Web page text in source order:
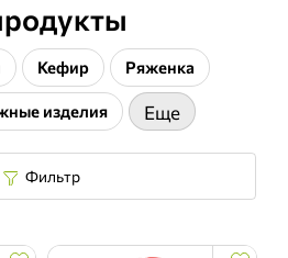
Кефир Ряженка
изделия Еще
Фильтр